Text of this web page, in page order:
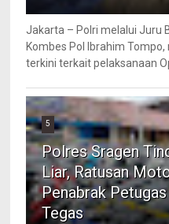
Jakarta – Polri melalui Juru
Kombes Pol Ibrahim
terkini terkait pelaksanaan
5
Polres Sragen
Liar, Ratusan
Penabrak
Tegas